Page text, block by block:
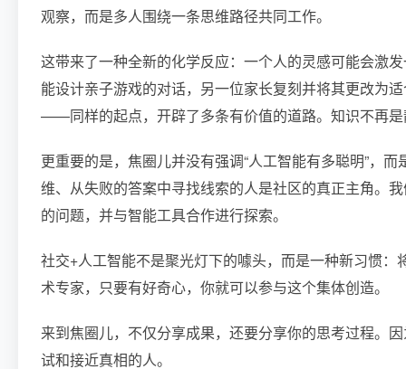
观察，而是多人围绕一条思维路径共同工作。
这带来了一种全新的化学反应：一个人的灵感可能会激
能设计亲子游戏的对话，另一位家长复刻并将其更改为
——同样的起点，开辟了多条有价值的道路。知识不再
更重要的是，焦圈儿并没有强调“人工智能有多聪明”，
维、从失败的答案中寻找线索的人是社区的真正主角。
的问题，并与智能工具合作进行探索。
社交+人工智能不是聚光灯下的噱头，而是一种新习惯
术专家，只要有好奇心，你就可以参与这个集体创造。
来到焦圈儿，不仅分享成果，还要分享你的思考过程。
试和接近真相的人。